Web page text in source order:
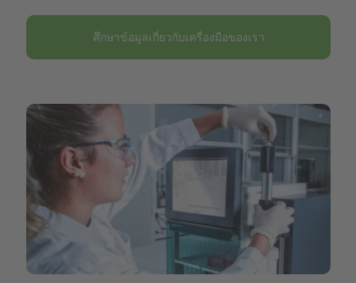
ศึกษาข้อมูลเกี่ยวกับเครื่องมือของเรา